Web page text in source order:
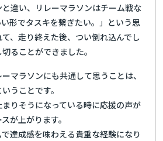
違い、リレーマラソンはチーム戦な
形でタスキを繋ぎたい。」という思
、走り終えた後、つい倒れ込んでし
ることができました。
マラソンにも共通して思うことは、
うことです。
りそうになっている時に応援の声が
が上がります。
達成感を味わえる貴重な経験になり